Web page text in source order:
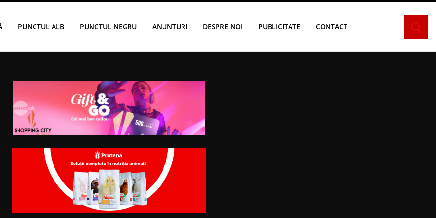
PUNCTUL ALB PUNCTUL NEGRU ANUNTURI DESPRE NOI PUBLICITATE CONTACT